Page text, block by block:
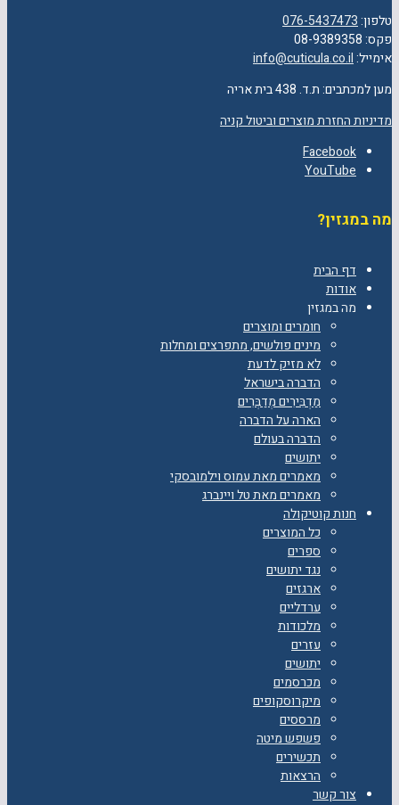
טלפון:076-5437473
פקס: 08-9389358
אימייל:info@cuticula.co.il
מען למכתבים: ת.ד. 438 בית אריה
מדיניות החזרת מוצרים וביטול קניה
Facebook
YouTube
מה במגזין?
דף הבית
אודות
מה במגזין
חומרים ומוצרים
מינים פולשים, מתפרצים ומחלות
לא מזיק לדעת
הדברה בישראל
מַדְבִּירִים מְדַבְּרִים
הארה על הדברה
הדברה בעולם
יתושים
מאמרים מאת עמוס וילמובסקי
מאמרים מאת טל ויינברג
חנות קוטיקולה
כל המוצרים
ספרים
נגד יתושים
ארגזים
ערדליים
מלכודות
עזרים
יתושים
מכרסמים
מיקרוסקופים
מרססים
פשפש מיטה
תכשירים
הרצאות
צור קשר